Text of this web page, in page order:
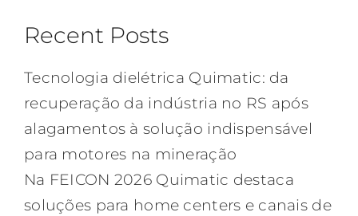
Recent Posts
Tecnologia dielétrica Quimatic: da
recuperação da indústria no RS após
alagamentos à solução indispensável
para motores na mineração
Na FEICON 2026 Quimatic destaca
soluções para home centers e canais de